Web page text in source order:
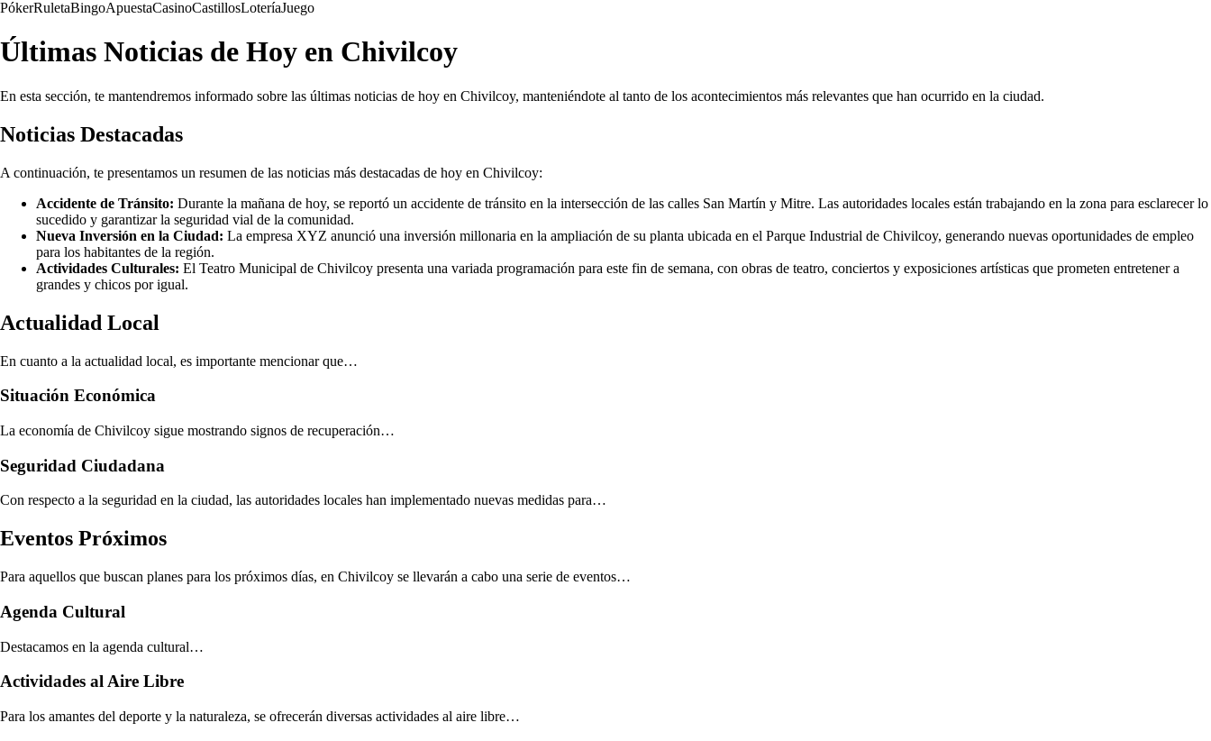
PókerRuletaBingoApuestaCasinoCastillosLoteríaJuego
Últimas Noticias de Hoy en Chivilcoy
En esta sección, te mantendremos informado sobre las últimas noticias de hoy en Chivilcoy, manteniéndote al tanto de los acontecimientos más relevantes que han ocurrido en la ciudad.
Noticias Destacadas
A continuación, te presentamos un resumen de las noticias más destacadas de hoy en Chivilcoy:
Accidente de Tránsito: Durante la mañana de hoy, se reportó un accidente de tránsito en la intersección de las calles San Martín y Mitre. Las autoridades locales están trabajando en la zona para esclarecer lo
sucedido y garantizar la seguridad vial de la comunidad.
Nueva Inversión en la Ciudad: La empresa XYZ anunció una inversión millonaria en la ampliación de su planta ubicada en el Parque Industrial de Chivilcoy, generando nuevas oportunidades de empleo
para los habitantes de la región.
Actividades Culturales: El Teatro Municipal de Chivilcoy presenta una variada programación para este fin de semana, con obras de teatro, conciertos y exposiciones artísticas que prometen entretener a
grandes y chicos por igual.
Actualidad Local
En cuanto a la actualidad local, es importante mencionar que…
Situación Económica
La economía de Chivilcoy sigue mostrando signos de recuperación…
Seguridad Ciudadana
Con respecto a la seguridad en la ciudad, las autoridades locales han implementado nuevas medidas para…
Eventos Próximos
Para aquellos que buscan planes para los próximos días, en Chivilcoy se llevarán a cabo una serie de eventos…
Agenda Cultural
Destacamos en la agenda cultural…
Actividades al Aire Libre
Para los amantes del deporte y la naturaleza, se ofrecerán diversas actividades al aire libre…